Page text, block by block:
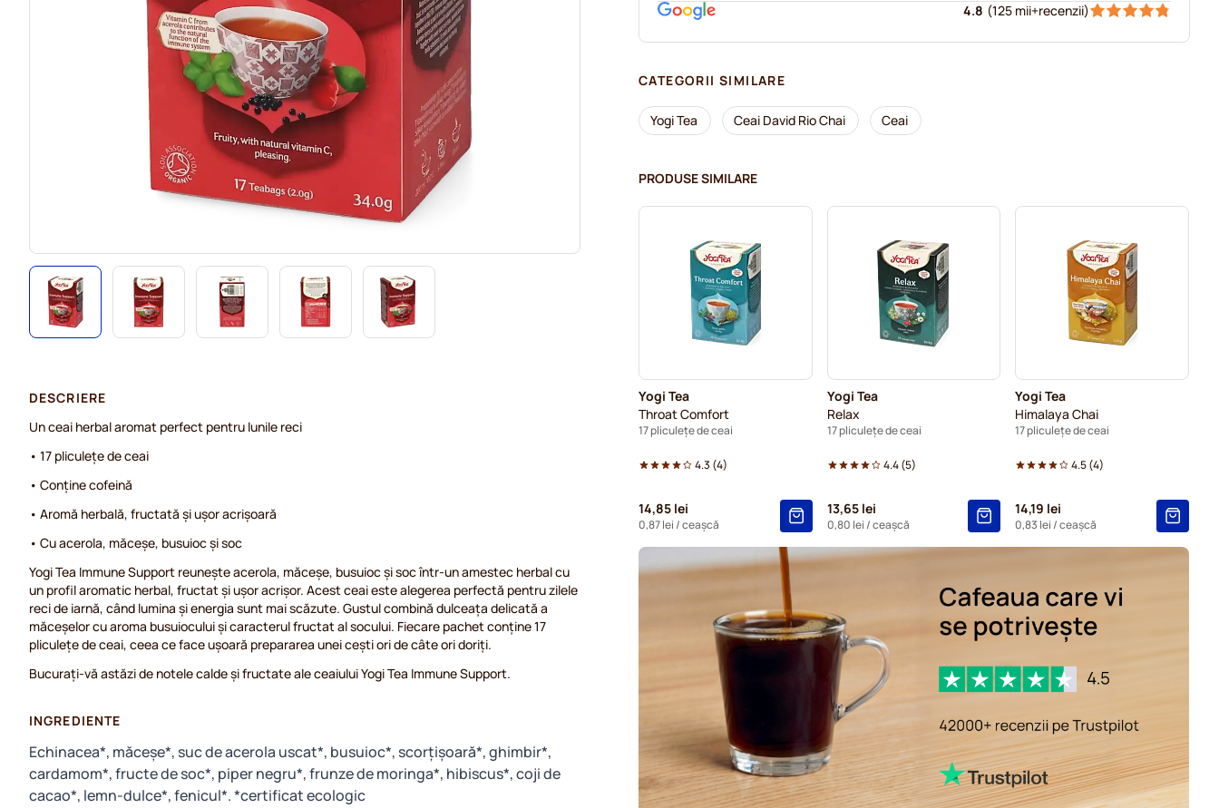
4.8 (125 mii+recenzii)
CATEGORII SIMILARE
Yogi Tea Ceai David Rio Chai Ceai
PRODUSE SIMILARE
Yogi Tea
Throat Comfort
17 pliculețe de ceai
4.3 (4)
14,85 lei
0,87 lei / ceașcă
Yogi Tea
Relax
17 pliculețe de ceai
4.4(5)
13,65 lei
0,80 lei / ceașcă
Yogi Tea
Himalaya Chai
17 pliculețe de ceai
4.5(4)
14,19 lei
0,83 lei / ceașcă
DESCRIERE
Un ceai herbal aromat perfect pentru lunile reci
• 17 pliculețe de ceai
• Conține cofeină
• Aromă herbală, fructată și ușor acrișoară
• Cu acerola, măceșe, busuioc și soc
Yogi Tea Immune Support reunește acerola, măceșe, busuioc și soc într-un amestec herbal cu
un profil aromatic herbal, fructat și ușor acrișor. Acest ceai este alegerea perfectă pentru zilele
reci de iarnă, când lumina și energia sunt mai scăzute. Gustul combină dulceața delicată a
măceșelor cu aroma busuiocului și caracterul fructat al socului. Fiecare pachet conține 17
pliculețe de ceai, ceea ce face ușoară prepararea unei cești ori de câte ori doriți.
Bucurați-vă astăzi de notele calde și fructate ale ceaiului Yogi Tea Immune Support.
INGREDIENTE
Echinacea*, măceșe*, suc de acerola uscat*, busuioc*, scorțișoară*, ghimbir*,
cardamom*, fructe de soc*, piper negru*, frunze de moringa*, hibiscus*, coji de
cacao*, lemn-dulce*, fenicul*. *certificat ecologic